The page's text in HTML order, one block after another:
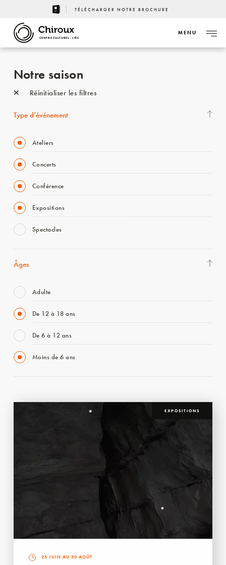
TÉLÉCHARGER NOTRE BROCHURE
CENTRE CULTUREL - LIÈGE
MENU
Notre saison
Réinitialiser les filtres
Type d’événement
Ateliers
Concerts
Conférence
Expositions
Spectacles
Âges
Adulte
De 12 à 18 ans
De 6 à 12 ans
Moins de 6 ans
EXPOSITIONS
25 JUIN AU 30 AOÛT